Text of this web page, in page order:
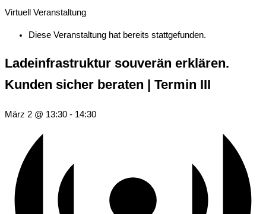
Virtuell Veranstaltung
Diese Veranstaltung hat bereits stattgefunden.
Ladeinfrastruktur souverän erklären.
Kunden sicher beraten | Termin III
März 2 @ 13:30 - 14:30